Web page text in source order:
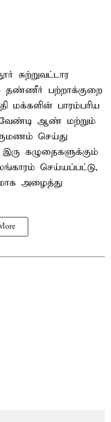
சுற்றுவட்டார
தண்ணீர் பற்றாக்குறை
மக்களின் பாரம்பரிய
வேண்டி ஆண் மற்றும்
செய்து
கழுதைகளுக்கும்
செய்யப்பட்டு,
அழைத்து